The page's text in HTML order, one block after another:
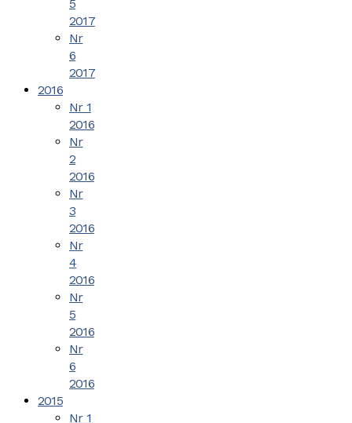
5
2017
Nr
6
2017
2016
Nr 1
2016
Nr
2
2016
Nr
3
2016
Nr
4
2016
Nr
5
2016
Nr
6
2016
2015
Nr 1